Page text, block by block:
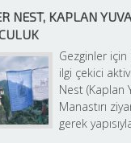
NEST, KAPLAN
Gezginler için
ilgi çekici
Nest (Kaplan
Manastırı
gerek